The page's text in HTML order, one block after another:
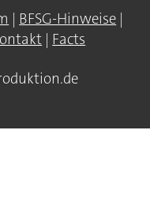
| BFSG-Hinweise |
| Facts